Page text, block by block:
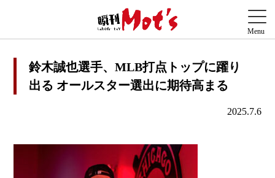
鈴木誠也選手、MLB打点トップに躍り
出る オールスター選出に期待高まる
2025.7.6